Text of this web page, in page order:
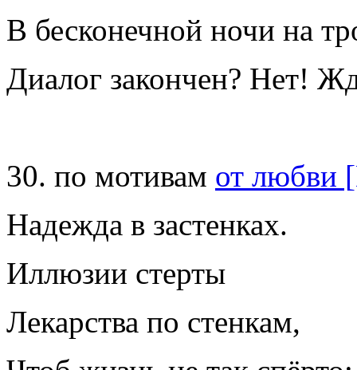
В бесконечной ночи на
Диалог закончен? Нет!
30. по мотивам от любви
Надежда в застенках.
Иллюзии стерты
Лекарства по стенкам,